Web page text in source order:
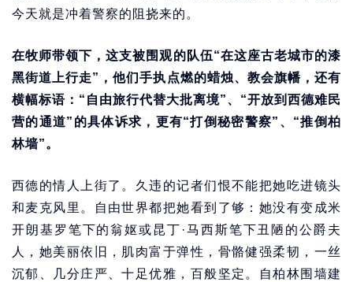
今天就是冲着警察的阻挠来的。
在牧师带领下，这支被围观的队伍“在这座古老城市的漆
黑街道上行走”，他们手执点燃的蜡烛、教会旗幡，还有
横幅标语：“自由旅行代替大批离境”、“开放到西德难民
营的通道”的具体诉求，更有“打倒秘密警察”、“推倒柏
林墙”。
西德的情人上街了。久违的记者们恨不能把她吃进镜头
和麦克风里。自由世界都把她看到了够：她没有变成米
开朗基罗笔下的翁妪或昆丁·马西斯笔下丑陋的公爵夫
人，她美丽依旧，肌肉富于弹性，骨骼健强柔韧，一丝
沉郁、几分庄严、十足优雅，百般坚定。自柏林围墙建